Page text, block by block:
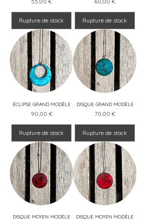
Rupture de stock Rupture de stock
ÉCLIPSE GRAND MODÈLE
Prix
90,00 €
Rupture de stock
DISQUE GRAND MODÈLE
Prix
70,00 €
Rupture de stock
DISQUE MOYEN MODÈLE
DISQUE MOYEN MODÈLE